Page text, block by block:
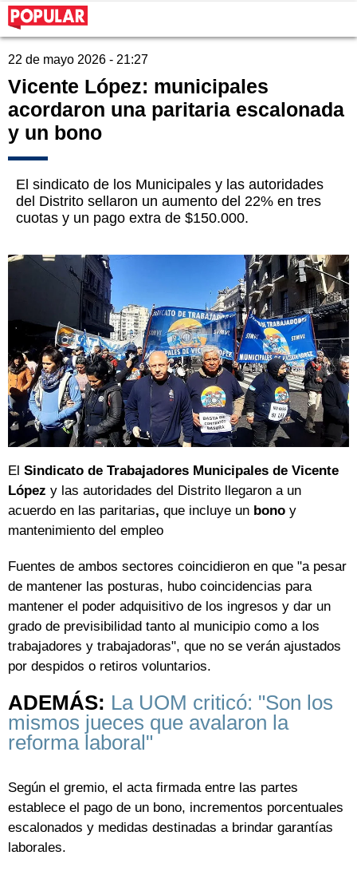
22 de mayo 2026 - 21:27
Vicente López: municipales
acordaron una paritaria escalonada
y un bono
El sindicato de los Municipales y las autoridades
del Distrito sellaron un aumento del 22% en tres
cuotas y un pago extra de $150.000.
El Sindicato de Trabajadores Municipales de Vicente
López y las autoridades del Distrito llegaron a un
acuerdo en las paritarias, que incluye un bono y
mantenimiento del empleo
Fuentes de ambos sectores coincidieron en que "a pesar
de mantener las posturas, hubo coincidencias para
mantener el poder adquisitivo de los ingresos y dar un
grado de previsibilidad tanto al municipio como a los
trabajadores y trabajadoras", que no se verán ajustados
por despidos o retiros voluntarios.
ADEMÁS: La UOM criticó: "Son los
mismos jueces que avalaron la
reforma laboral"
Según el gremio, el acta firmada entre las partes
establece el pago de un bono, incrementos porcentuales
escalonados y medidas destinadas a brindar garantías
laborales.